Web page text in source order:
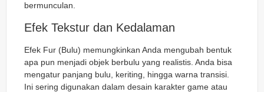
bermunculan.
Efek Tekstur dan Kedalaman
Efek Fur (Bulu) memungkinkan Anda mengubah bentuk
apa pun menjadi objek berbulu yang realistis. Anda bisa
mengatur panjang bulu, keriting, hingga warna transisi.
Ini sering digunakan dalam desain karakter game atau